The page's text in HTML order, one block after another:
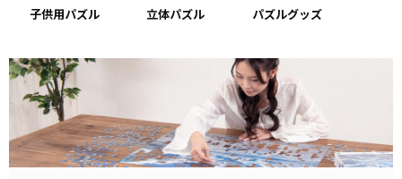
子供用パズル 立体パズル パズルグッズ